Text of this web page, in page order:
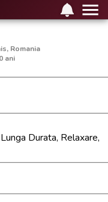
Romania
ani
Durata, Relaxare,